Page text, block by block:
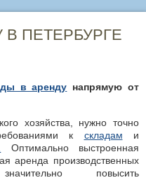
ПЕТЕРБУРГЕ
в аренду напрямую от
хозяйства, нужно точно
к складам и
Оптимально выстроенная
аренда производственных
повысить